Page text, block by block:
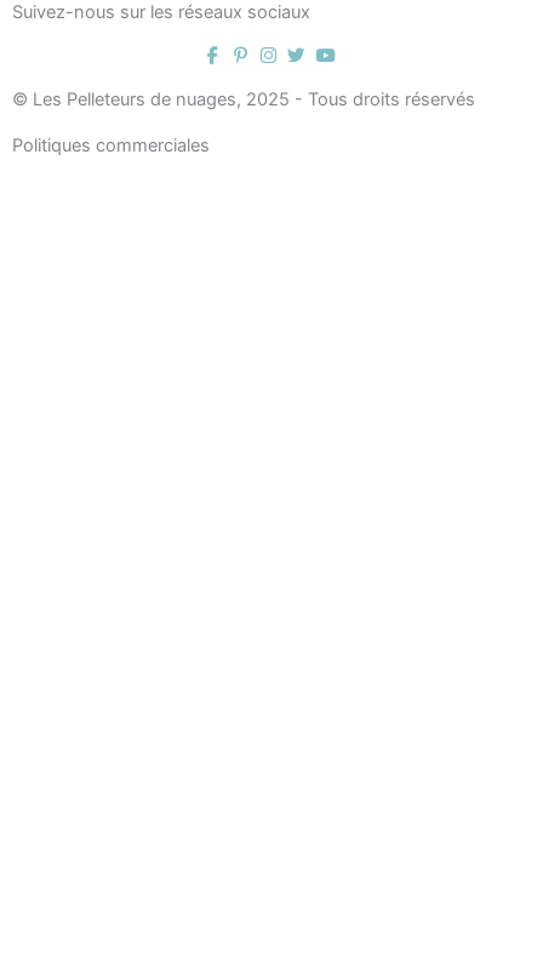
Suivez-nous sur les réseaux sociaux
© Les Pelleteurs de nuages, 2025 - Tous droits réservés
Politiques commerciales